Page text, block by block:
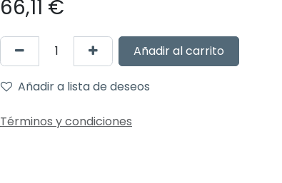
66,11 €
Añadir al carrito
Añadir a lista de deseos
Términos y condiciones